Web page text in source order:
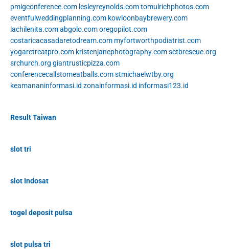
pmigconference.com lesleyreynolds.comtomulrichphotos.com
eventfulweddingplanning.com kowloonbaybrewery.com
lachilenita.comabgolo.comoregopilot.com
costaricacasadaretodream.com myfortworthpodiatrist.com
yogaretreatpro.com kristenjanephotography.comsctbrescue.org
srchurch.org giantrusticpizza.com
conferencecallstomeatballs.comstmichaelwtby.org
keamananinformasi.id zonainformasi.id informasi123.id
Result Taiwan
slot tri
slot Indosat
togel deposit pulsa
slot pulsa tri